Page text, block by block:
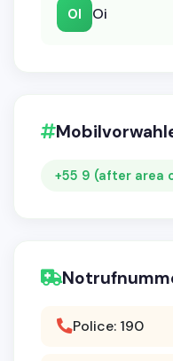
OI Oi
+55 9 (after area
Police: 190